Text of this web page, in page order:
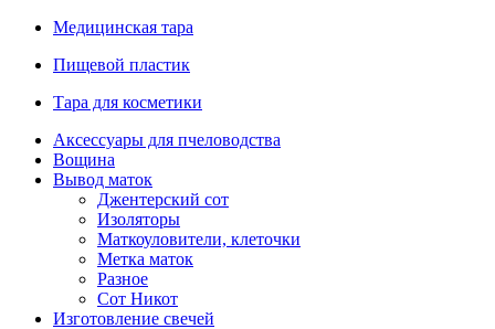
Медицинская тара
Пищевой пластик
Тара для косметики
Аксессуары для пчеловодства
Вощина
Вывод маток
Джентерский сот
Изоляторы
Маткоуловители, клеточки
Метка маток
Разное
Сот Никот
Изготовление свечей